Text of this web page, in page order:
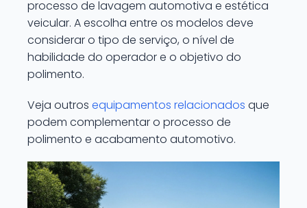
processo de lavagem automotiva e estética
veicular. A escolha entre os modelos deve
considerar o tipo de serviço, o nível de
habilidade do operador e o objetivo do
polimento.
Veja outros equipamentos relacionados que
podem complementar o processo de
polimento e acabamento automotivo.